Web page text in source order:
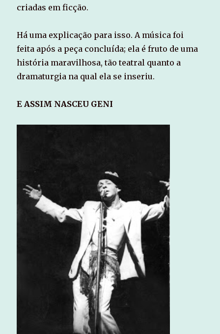
criadas em ficção.
Há uma explicação para isso. A música foi
feita após a peça concluída; ela é fruto de uma
história maravilhosa, tão teatral quanto a
dramaturgia na qual ela se inseriu.
E ASSIM NASCEU GENI